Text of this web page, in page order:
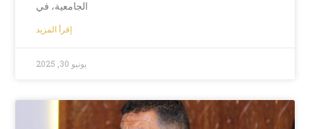
الجامعية، في
إقرأ المزيد
يونيو 30, 2025